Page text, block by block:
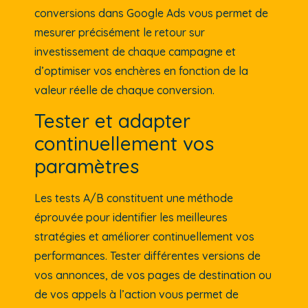
conversions dans Google Ads vous permet de
mesurer précisément le retour sur
investissement de chaque campagne et
d’optimiser vos enchères en fonction de la
valeur réelle de chaque conversion.
Tester et adapter
continuellement vos
paramètres
Les tests A/B constituent une méthode
éprouvée pour identifier les meilleures
stratégies et améliorer continuellement vos
performances. Tester différentes versions de
vos annonces, de vos pages de destination ou
de vos appels à l’action vous permet de